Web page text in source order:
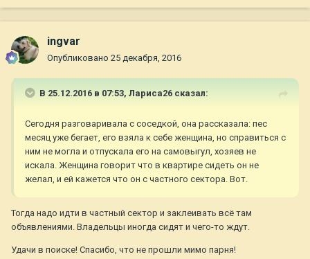
ingvar
Опубликовано 25 декабря, 2016
В 25.12.2016 в 07:53, Лариса26 сказал:
Сегодня разговаривала с соседкой, она рассказала: пес
месяц уже бегает, его взяла к себе женщина, но справиться с
ним не могла и отпускала его на самовыгул, хозяев не
искала. Женщина говорит что в квартире сидеть он не
желал, и ей кажется что он с частного сектора. Вот.
Тогда надо идти в частный сектор и заклеивать всё там
объявлениями. Владельцы иногда сидят и чего-то ждут.
Удачи в поиске! Спасибо, что не прошли мимо парня!